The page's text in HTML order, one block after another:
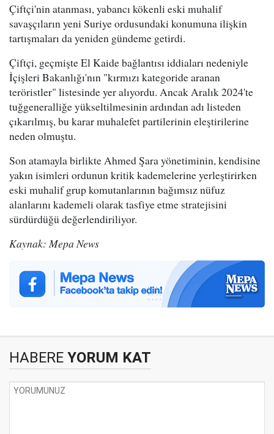
Çiftçi'nin atanması, yabancı kökenli eski muhalif
savaşçıların yeni Suriye ordusundaki konumuna ilişkin
tartışmaları da yeniden gündeme getirdi.
Çiftçi, geçmişte El Kaide bağlantısı iddiaları nedeniyle
İçişleri Bakanlığı'nın "kırmızı kategoride aranan
teröristler" listesinde yer alıyordu. Ancak Aralık 2024'te
tuğgeneralliğe yükseltilmesinin ardından adı listeden
çıkarılmış, bu karar muhalefet partilerinin eleştirilerine
neden olmuştu.
Son atamayla birlikte Ahmed Şara yönetiminin, kendisine
yakın isimleri ordunun kritik kademelerine yerleştirirken
eski muhalif grup komutanlarının bağımsız nüfuz
alanlarını kademeli olarak tasfiye etme stratejisini
sürdürdüğü değerlendiriliyor.
Kaynak: Mepa News
HABERE YORUM KAT